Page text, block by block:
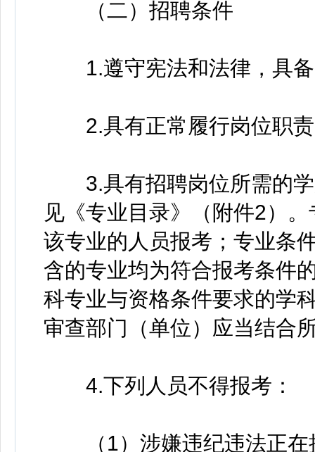
（二）招聘条件
1.遵守宪法和法律，具备
2.具有正常履行岗位职责
3.具有招聘岗位所需的学
见《专业目录》（附件2）
该专业的人员报考；专业条
含的专业均为符合报考条件
科专业与资格条件要求的学
审查部门（单位）应当结合
4.下列人员不得报考：
（1）涉嫌违纪违法正在